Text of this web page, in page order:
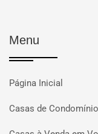
Menu
Página Inicial
Casas de